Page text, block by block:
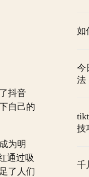
抖音
自己的
为明
通过吸
了人们
如
今
法
技
千